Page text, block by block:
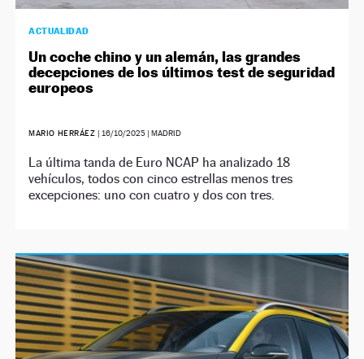
ACTUALIDAD
Un coche chino y un alemán, las grandes
decepciones de los últimos test de seguridad
europeos
MARIO HERRÁEZ | 16/10/2025| MADRID
La última tanda de Euro NCAP ha analizado 18
vehículos, todos con cinco estrellas menos tres
excepciones: uno con cuatro y dos con tres.